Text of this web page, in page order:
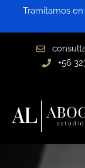
contenido
Tramitamos
+56